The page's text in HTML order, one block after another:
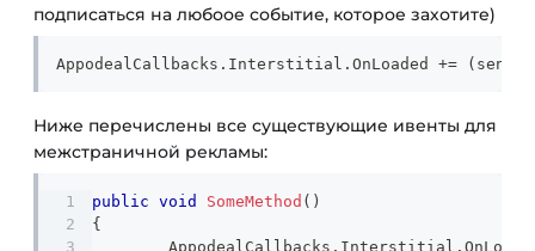
подписаться на любоое событие, которое захотите)
AppodealCallbacks . Interstitial . OnLoaded += ( sender
Ниже перечислены все существующие ивенты для
межстраничной рекламы:
public void SomeMethod ( )
{
	AppodealCallbacks
. Interstitial .